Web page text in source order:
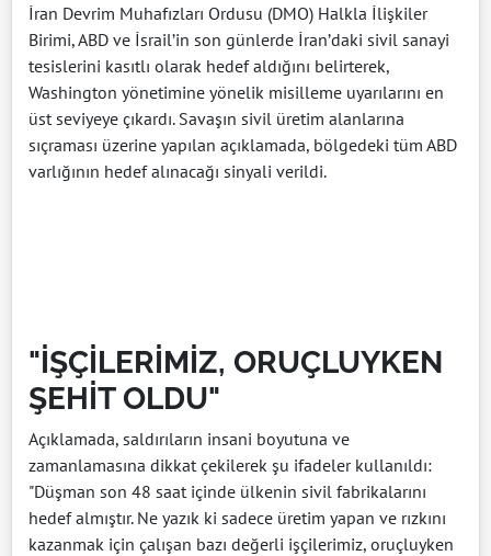
İran Devrim Muhafızları Ordusu (DMO) Halkla İlişkiler
Birimi, ABD ve İsrail’in son günlerde İran’daki sivil sanayi
tesislerini kasıtlı olarak hedef aldığını belirterek,
Washington yönetimine yönelik misilleme uyarılarını en
üst seviyeye çıkardı. Savaşın sivil üretim alanlarına
sıçraması üzerine yapılan açıklamada, bölgedeki tüm ABD
varlığının hedef alınacağı sinyali verildi.
"İŞÇİLERİMİZ, ORUÇLUYKEN
ŞEHİT OLDU"
Açıklamada, saldırıların insani boyutuna ve
zamanlamasına dikkat çekilerek şu ifadeler kullanıldı:
"Düşman son 48 saat içinde ülkenin sivil fabrikalarını
hedef almıştır. Ne yazık ki sadece üretim yapan ve rızkını
kazanmak için çalışan bazı değerli işçilerimiz, oruçluyken